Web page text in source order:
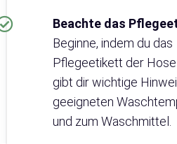
Beachte das
Beginne, indem du das
Pflegeetikett der Hose
gibt dir wichtige
geeigneten
und zum Waschmittel.